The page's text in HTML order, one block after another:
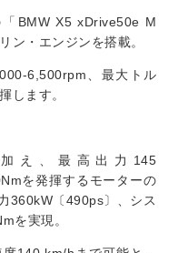
BMW X5 xDrive50e M
ン・エンジンを搭載。
6,500rpm、最大トル
します。
え、最高出力145
を発揮するモーターの
360kW〔490ps〕、シス
を実現。